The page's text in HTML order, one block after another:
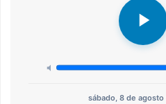
sábado, 8 de